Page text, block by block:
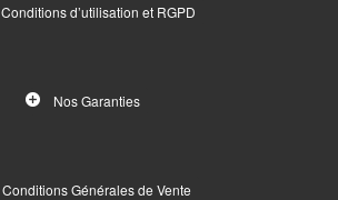
Conditions d’utilisation et RGPD
Nos Garanties
Conditions Générales de Vente